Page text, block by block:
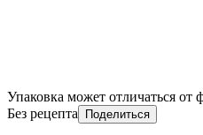
Упаковка может отличаться от
Без рецепта
Поделиться